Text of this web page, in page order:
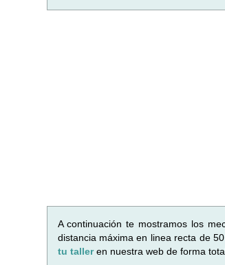
A continuación te mostramos los
distancia máxima en linea recta de
tu talleren nuestra web de forma